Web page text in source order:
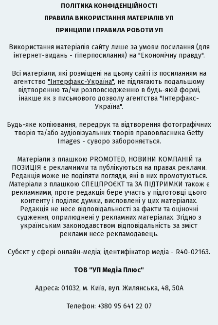
ПОЛІТИКА КОНФІДЕНЦІЙНОСТІ
ПРАВИЛА ВИКОРИСТАННЯ МАТЕРІАЛІВ УП
ПРИНЦИПИ І ПРАВИЛА РОБОТИ УП
Використання матеріалів сайту лише за умови посилання (для
інтернет-видань - гіперпосилання) на "Економічну правду".
Всі матеріали, які розміщені на цьому сайті із посиланням на
агентство "Інтерфакс-Україна", не підлягають подальшому
відтворенню та/чи розповсюдженню в будь-якій формі,
інакше як з письмового дозволу агентства "Інтерфакс-
Україна".
Будь-яке копіювання, передрук та відтворення фотографічних
творів та/або аудіовізуальних творів правовласника Getty
Images - суворо забороняється.
Матеріали з плашкою PROMOTED, НОВИНИ КОМПАНІЙ та
ПОЗИЦІЯ є рекламними та публікуються на правах реклами.
Редакція може не поділяти погляди, які в них промотуються.
Матеріали з плашкою СПЕЦПРОЄКТ та ЗА ПІДТРИМКИ також є
рекламними, проте редакція бере участь у підготовці цього
контенту і поділяє думки, висловлені у цих матеріалах.
Редакція не несе відповідальності за факти та оціночні
судження, оприлюднені у рекламних матеріалах. Згідно з
українським законодавством відповідальність за зміст
реклами несе рекламодавець.
Cубєкт у сфері онлайн-медіа; ідентифікатор медіа - R40-02163.
ТОВ "УП Медіа Плюс"
Адреса: 01032, м. Київ, вул. Жилянська, 48, 50А
Телефон: +380 95 641 22 07